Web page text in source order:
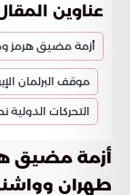
عناوين
أزمة مضيق هرمز
موقف البرلمان
التحركات الدولية
أزمة مضيق
طهران